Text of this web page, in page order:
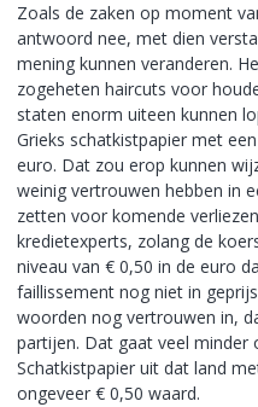
Zoals de zaken op moment
antwoord nee, met dien
mening kunnen veranderen.
zogeheten haircuts voor
staten enorm uiteen kunnen
Grieks schatkistpapier met
euro. Dat zou erop kunnen
weinig vertrouwen hebben in
zetten voor komende
kredietexperts, zolang de
niveau van € 0,50 in de euro
faillissement nog niet in
woorden nog vertrouwen in,
partijen. Dat gaat veel minder
Schatkistpapier uit dat land
ongeveer € 0,50 waard.